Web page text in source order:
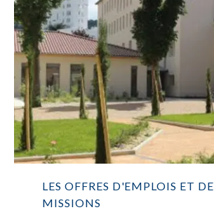
LES OFFRES D'EMPLOIS ET DE
MISSIONS